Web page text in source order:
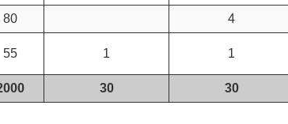
80 4
55 1 1
30 30